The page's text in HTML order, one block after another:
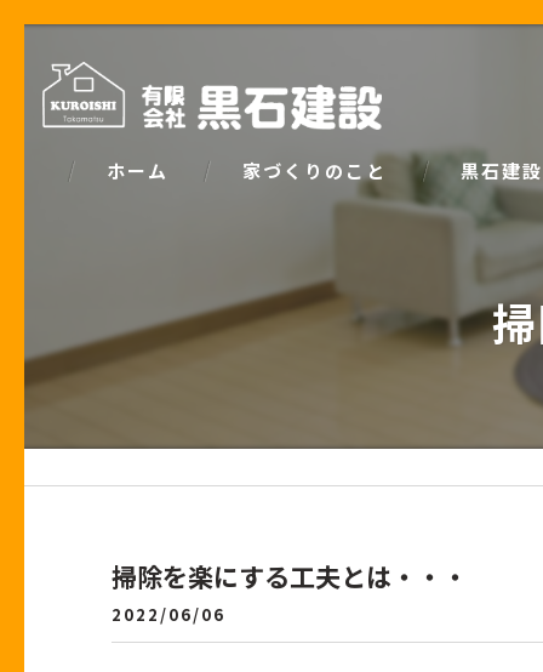
ホーム 家づくりのこと
家づくりで大事な「お金の話」
黒石建
パッシブデ
ZEH
安心の保証
掃除を楽にする工夫とは・・・
2022/06/06